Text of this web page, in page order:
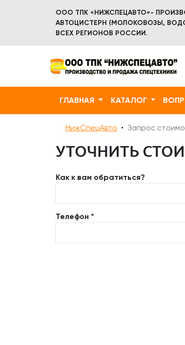
ООО ТПК «НИЖСПЕЦАВТО»-
АВТОЦИСТЕРН (МОЛОКОВОЗЫ,
ВСЕХ РЕГИОНОВ РОССИИ.
ГЛАВНАЯ КАТАЛОГ
НижСпецАвто Запрос
УТОЧНИТЬ
Как к вам обратиться?
Телефон *